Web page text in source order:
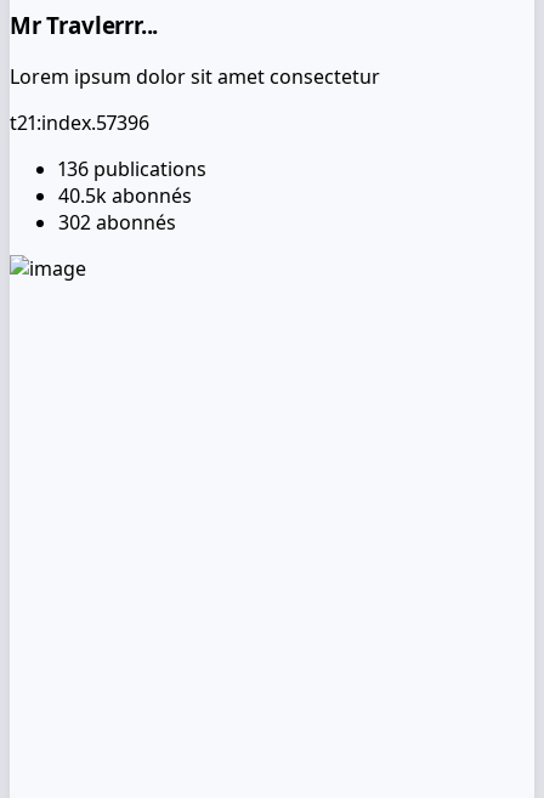
Mr Travlerrr...
Lorem ipsum dolor sit amet consectetur
t21:index.57396
136 publications
40.5kabonnés
302abonnés